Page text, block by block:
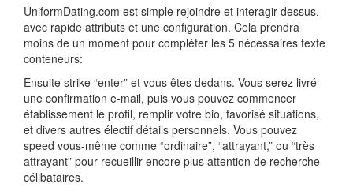
UniformDating.com est simple rejoindre et interagir dessus,
avec rapide attributs et une configuration. Cela prendra
moins de un moment pour compléter les 5 nécessaires texte
conteneurs:
Ensuite strike “enter” et vous êtes dedans. Vous serez livré
une confirmation e-mail, puis vous pouvez commencer
établissement le profil, remplir votre bio, favorisé situations,
et divers autres électif détails personnels. Vous pouvez
speed vous-même comme “ordinaire”, “attrayant,” ou “très
attrayant” pour recueillir encore plus attention de recherche
célibataires.